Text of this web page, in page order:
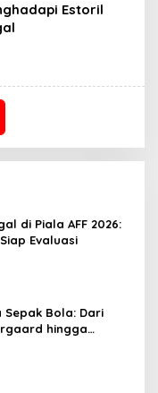
Estoril
di Piala AFF 2026:
Evaluasi
Sepak Bola: Dari
hingga